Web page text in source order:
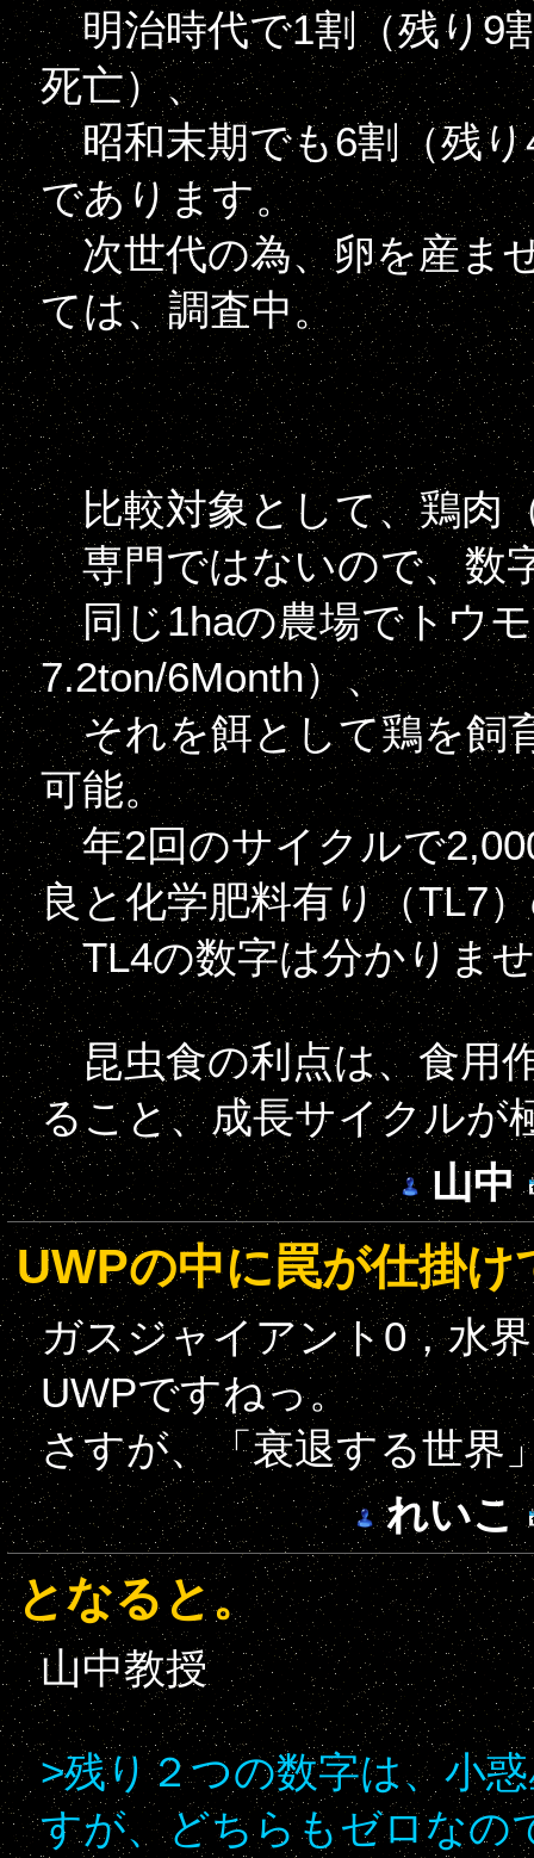
明治時代で1割（残り9
死亡）、
昭和末期でも6割（残り
であります。
次世代の為、卵を産ま
ては、調査中。
比較対象として、鶏肉
専門ではないので、数
同じ1haの農場でトウモ
7.2ton/6Month）、
それを餌として鶏を飼
可能。
年2回のサイクルで
良と化学肥料有り（TL7
TL4の数字は分かりま
昆虫食の利点は、食用
ること、成長サイクルが
山中
UWPの中に罠が仕掛け
ガスジャイアント0，水
UWPですねっ。
さすが、「衰退する世界
れいこ
となると。
山中教授
>残り２つの数字は、小
すが、どちらもゼロなの